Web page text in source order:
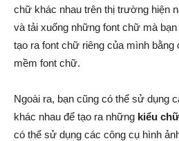
chữ khác nhau trên thị trường hiện
và tải xuống những font chữ mà
tạo ra font chữ riêng của mình
mềm font chữ.
Ngoài ra, bạn cũng có thể sử dụng
khác nhau để tạo ra những kiểu
có thể sử dụng các công cụ hình